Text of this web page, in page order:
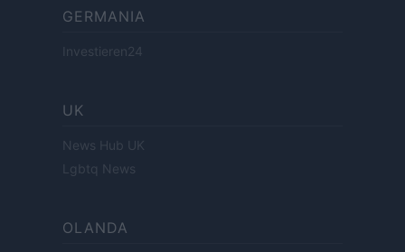
GERMANIA
Investieren24
UK
News Hub UK
Lgbtq News
OLANDA